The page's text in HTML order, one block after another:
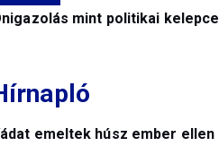
mint politikai kelepce
emeltek húsz ember ellen